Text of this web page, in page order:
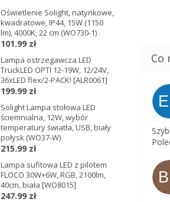
Oświetlenie Solight, natynkowe,
kwadratowe, IP44, 15W (1150
lm), 4000K, 22 cm (WO730-1)
101.99 zł
Lampa ostrzegawcza LED
TruckLED OPTI 12-19W, 12/24V,
36xLED flex/2-PACK! [ALR0061]
199.99 zł
Solight Lampa stołowa LED
ściemnialna, 12W, wybór
temperatury światła, USB, biały
połysk (WO37-W)
215.99 zł
Lampa sufitowa LED z pilotem
FLOCO 30W+6W, RGB, 2100lm,
40cm, biała [WO8015]
247.99 zł